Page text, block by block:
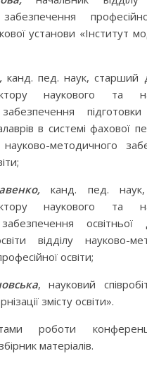
установи «Інститут
канд. пед. наук, старший
наукового та
в системі фахової
науково-методичного
канд. пед. наук,
наукового та
освітньої
відділу науково-
освіти;
, науковий
змісту освіти».
роботи
матеріалів.